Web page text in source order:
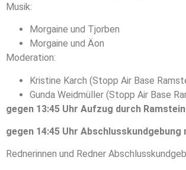
Musik:
Morgaine und Tjorben
Morgaine und Äon
Moderation:
Kristine Karch (Stopp Air Base
Gunda Weidmüller (Stopp Air Base
gegen 13:45 Uhr Aufzug durch
gegen 14:45 Uhr
Rednerinnen und Redner